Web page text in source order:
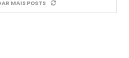
MAIS POSTS